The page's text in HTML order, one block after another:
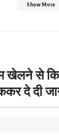
Show More
खेलने से
दे दी